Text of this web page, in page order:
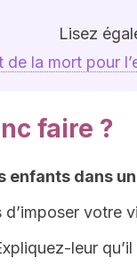
Lisez
la mort pour
faire ?
enfants dans
d’imposer votre
leur